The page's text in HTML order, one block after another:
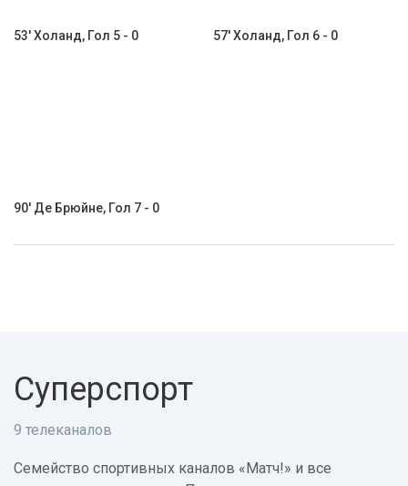
53' Холанд, Гол 5 - 0 57' Холанд, Гол 6 - 0
90' Де Брюйне, Гол 7 - 0
Суперспорт
9 телеканалов
Семейство спортивных каналов «Матч!» и все